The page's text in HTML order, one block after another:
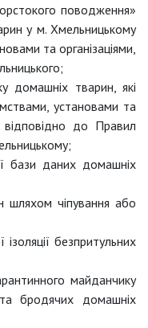
поводження»
у м. Хмельницькому
та організаціями,
домашніх тварин, які
установами та
відповідно до Правил
бази даних домашніх
шляхом чіпування або
безпритульних
майданчику
бродячих домашніх